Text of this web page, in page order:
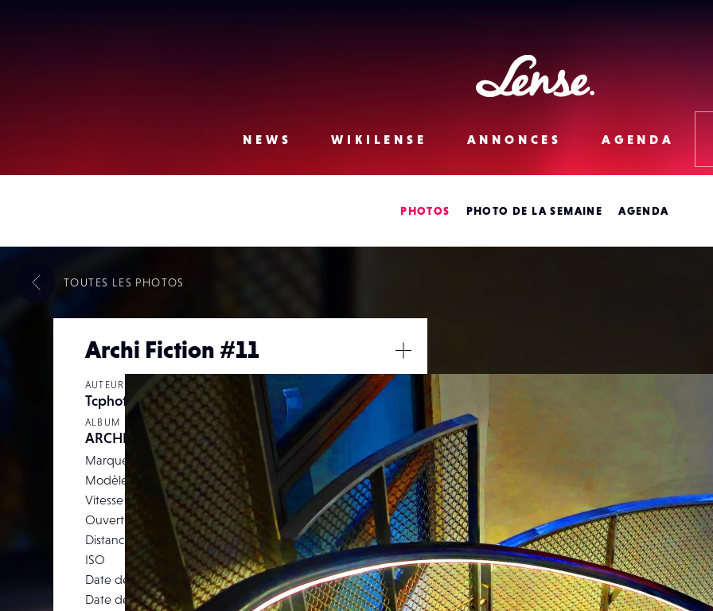
Lense
NEWS
WIKILENSE ANNONCES AGENDA
PHOTOS PHOTO DE LA SEMAINE AGENDA
Archi Fiction #11
AUTEUR
Tcphotos
ALBUM
ARCHI FICTION
Marque
Canon
Modèle
Canon EOS RP
Vitesse d’obturation
1/15
Ouverture
f/4
Distance focale
24 mm
ISO
800
Date de prise de vue
23 octobre 2022
Date de publication
07 février 2023
/
Fermer
TOUTES LES PHOTOS